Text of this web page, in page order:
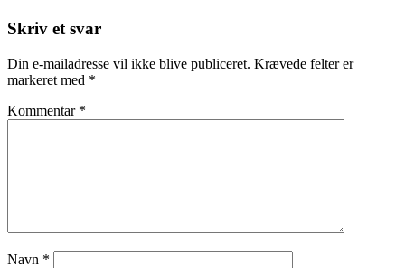
Skriv et svar
Din e-mailadresse vil ikke blive publiceret. Krævede felter er
markeret med *
Kommentar *
Navn *